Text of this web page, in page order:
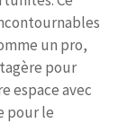
un pro,
pour
espace avec
pour le